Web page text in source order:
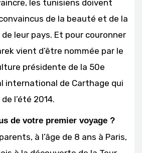
les tunisiens doivent
de la beauté et de la
leur pays. Et pour couronner
vient d’être nommée par le
présidente de la 50e
international de Carthage qui
l’été 2014.
de votre premier voyage ?
à l’âge de 8 ans à Paris,